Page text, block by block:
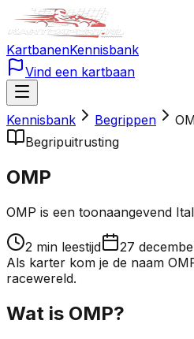
KartbanenKennisbank
Vind een kartbaan
Kennisbank Begrippen
Begripuitrusting
OMP
OMP is een toonaangevend
2 min leestijd
27
Als karter kom je de naam
racewereld.
Wat is OMP?